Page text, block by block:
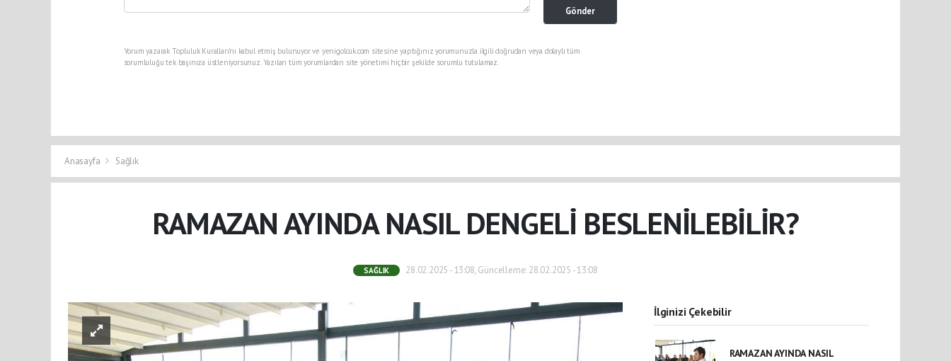
Gönder
Yorum yazarak Topluluk Kuralları’nı kabul etmiş bulunuyor ve yenigolcuk.com sitesine yaptığınız yorumunuzla ilgili doğrudan veya dolaylı tüm
sorumluluğu tek başınıza üstleniyorsunuz. Yazılan tüm yorumlardan site yönetimi hiçbir şekilde sorumlu tutulamaz.
Anasayfa Sağlık
RAMAZAN AYINDA NASIL DENGELİ BESLENİLEBİLİR?
SAĞLIK 28.02.2025 - 13:08, Güncelleme: 28.02.2025 - 13:08
İlginizi Çekebilir
RAMAZAN AYINDA NASIL